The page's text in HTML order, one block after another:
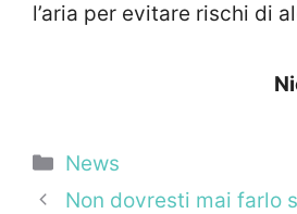
l’aria per evitare rischi di
Categorie
News
Non dovresti mai farlo